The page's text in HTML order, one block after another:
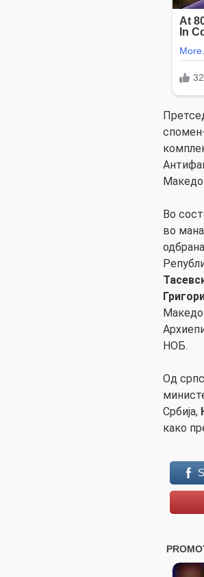
Во
во
НОБ.
Од
Србија,
како